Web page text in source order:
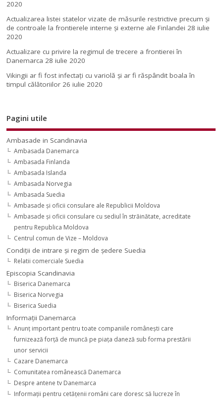
2020
Actualizarea listei statelor vizate de măsurile restrictive precum și
de controale la frontierele interne și externe ale Finlandei 28 iulie
2020
Actualizare cu privire la regimul de trecere a frontierei în
Danemarca 28 iulie 2020
Vikingii ar fi fost infectaţi cu variolă şi ar fi răspândit boala în
timpul călătoriilor 26 iulie 2020
Pagini utile
Ambasade in Scandinavia
Ambasada Danemarca
Ambasada Finlanda
Ambasada Islanda
Ambasada Norvegia
Ambasada Suedia
Ambasade şi oficii consulare ale Republicii Moldova
Ambasade şi oficii consulare cu sediul în străinătate, acreditate
pentru Republica Moldova
Centrul comun de Vize – Moldova
Condiţii de intrare şi regim de şedere Suedia
Relatii comerciale Suedia
Episcopia Scandinavia
Biserica Danemarca
Biserica Norvegia
Biserica Suedia
Informaţii Danemarca
Anunţ important pentru toate companiile româneşti care
furnizează forţă de muncă pe piaţa daneză sub forma prestării
unor servicii
Cazare Danemarca
Comunitatea românească Danemarca
Despre antene tv Danemarca
Informaţii pentru cetăţenii români care doresc să lucreze în